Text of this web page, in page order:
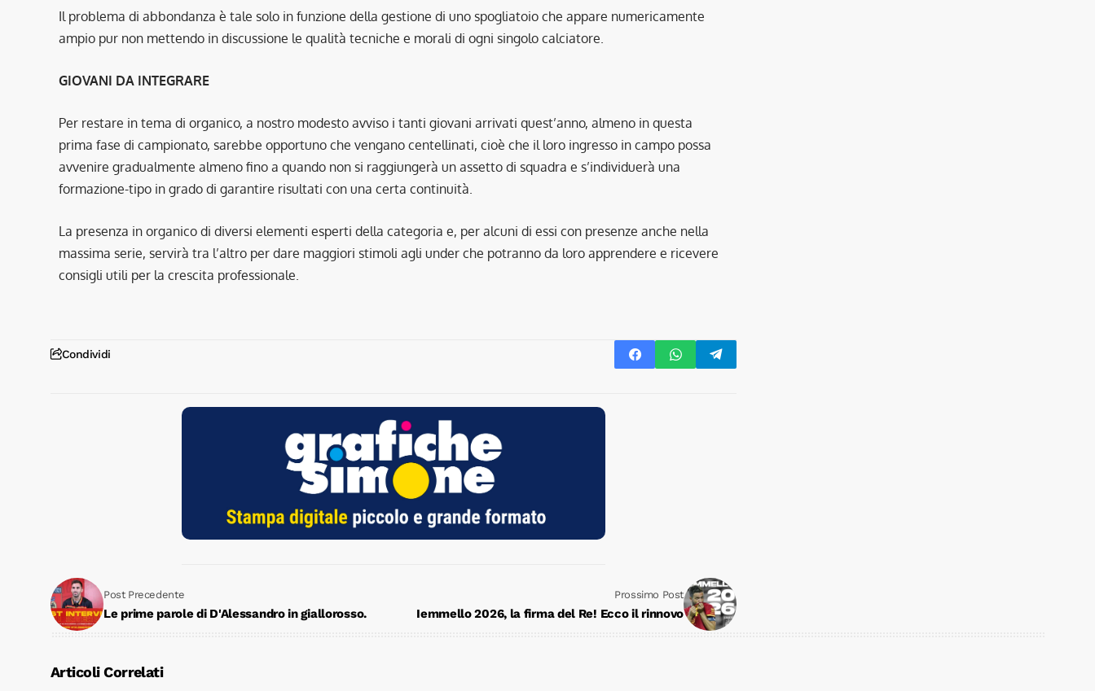
Il problema di abbondanza è tale solo in funzione della gestione di uno spogliatoio che appare numericamente
ampio pur non mettendo in discussione le qualità tecniche e morali di ogni singolo calciatore.
GIOVANI DA INTEGRARE
Per restare in tema di organico, a nostro modesto avviso i tanti giovani arrivati quest’anno, almeno in questa
prima fase di campionato, sarebbe opportuno che vengano centellinati, cioè che il loro ingresso in campo possa
avvenire gradualmente almeno fino a quando non si raggiungerà un assetto di squadra e s’individuerà una
formazione-tipo in grado di garantire risultati con una certa continuità.
La presenza in organico di diversi elementi esperti della categoria e, per alcuni di essi con presenze anche nella
massima serie, servirà tra l’altro per dare maggiori stimoli agli under che potranno da loro apprendere e ricevere
consigli utili per la crescita professionale.
Condividi
Post Precedente
Le prime parole di D'Alessandro in giallorosso.
Prossimo Post
Iemmello 2026, la firma del Re! Ecco il rinnovo
Articoli Correlati